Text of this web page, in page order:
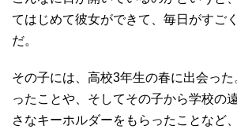
てはじめて彼女ができて、毎日がすご
だ。
その子には、高校3年生の春に出会っ
ったことや、そしてその子から学校の
さなキーホルダーをもらったことなど